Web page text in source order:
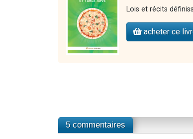
Lois et récits
acheter ce
5 commentaires